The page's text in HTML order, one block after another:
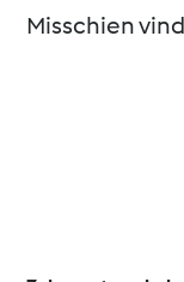
Misschien